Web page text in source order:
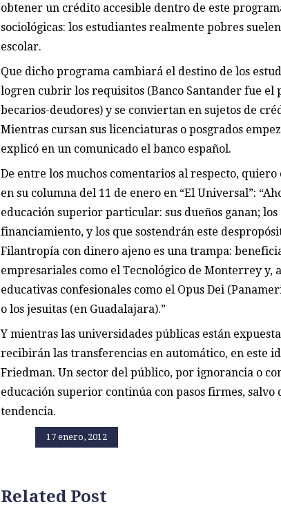
17 enero, 2012
obtener un crédito accesible dentro de este
sociológicas: los estudiantes realmente pobres
escolar.
Que dicho programa cambiará el destino de los
logren cubrir los requisitos (Banco Santander fue el
becarios-deudores) y se conviertan en sujetos de
Mientras cursan sus licenciaturas o posgrados
explicó en un comunicado el banco español.
De entre los muchos comentarios al respecto,
en su columna del 11 de enero en “El Universal”:
educación superior particular: sus dueños ganan;
financiamiento, y los que sostendrán este
Filantropía con dinero ajeno es una trampa:
empresariales como el Tecnológico de Monterrey y,
educativas confesionales como el Opus Dei
o los jesuitas (en Guadalajara).”
Y mientras las universidades públicas están
recibirán las transferencias en automático, en este
Friedman. Un sector del público, por ignorancia o
educación superior continúa con pasos firmes,
tendencia.
Related Post